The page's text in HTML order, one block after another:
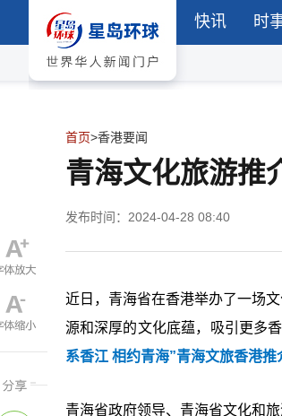
快讯 时
首页>香港要闻
青海文化旅游推
发布时间：2024-04-28 08:40
近日，青海省在香港举办了一场
源和深厚的文化底蕴，吸引更多
系香江 相约青海”青海文旅香港推
青海省政府领导、青海省文化和